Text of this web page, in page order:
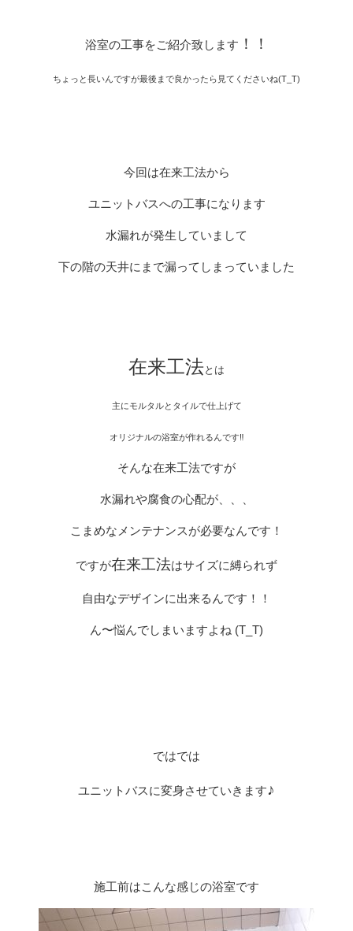
浴室の工事をご紹介致します ！！
ちょっと長いんですが最後まで良かったら見てくださいね(T_T)
今回は在来工法から
ユニットバスへの工事になります
水漏れが発生していまして
下の階の天井にまで漏ってしまっていました
在来工法 とは
主にモルタルとタイルで仕上げて
オリジナルの浴室が作れるんです‼︎
そんな在来工法ですが
水漏れや腐食の心配が、、、
こまめなメンテナンスが必要なんです！
ですが在来工法はサイズに縛られず
自由なデザインに出来るんです！！
ん〜悩んでしまいますよね (T_T)
ではでは
ユニットバスに変身させていきます♪
施工前はこんな感じの浴室です